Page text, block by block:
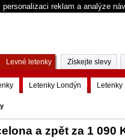
reklam a analýze
a zpět za 1 090
Levné letenky
Letenky Londýn Letenky
Získejte slevy